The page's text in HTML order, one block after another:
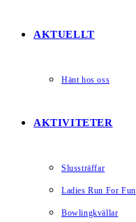
AKTUELLT
Hänt hos oss
AKTIVITETER
Slussträffar
Ladies Run For Fun
Bowlingkvällar